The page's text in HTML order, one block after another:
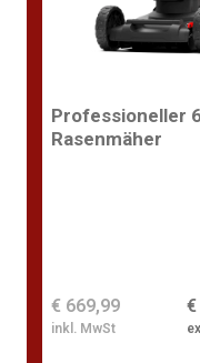
Professioneller
Rasenmäher
€
€ 669,99
inkl. MwSt